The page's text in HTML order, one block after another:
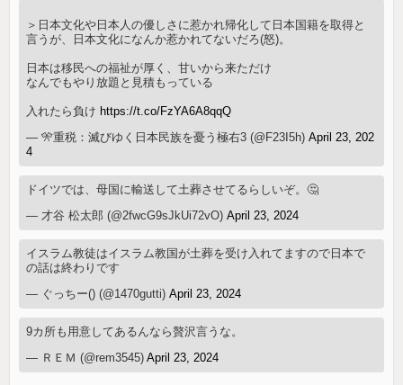
＞日本文化や日本人の優しさに惹かれ帰化して日本国籍を取得と
言うが、日本文化になんか惹かれてないだろ(怒)。
日本は移民への福祉が厚く、甘いから来ただけ
なんでもやり放題と見積もっている
入れたら負け https://t.co/FzYA6A8qqQ
— 🎌重税：滅びゆく日本民族を憂う極右3 (@F23I5h)April 23, 202
4
ドイツでは、母国に輸送して土葬させてるらしいぞ。🤔
— 才谷 松太郎 (@2fwcG9sJkUi72vO)April 23, 2024
イスラム教徒はイスラム教国が土葬を受け入れてますので日本で
の話は終わりです
— ぐっちー() (@1470gutti)April 23, 2024
9カ所も用意してあるんなら贅沢言うな。
— ＲＥＭ (@rem3545)April 23, 2024